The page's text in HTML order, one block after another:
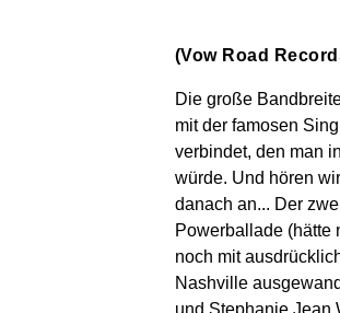
(Vow Road
Die große
mit der famosen
verbindet, den man
würde. Und hören
danach an... Der
Powerballade (hätte
noch mit
Nashville